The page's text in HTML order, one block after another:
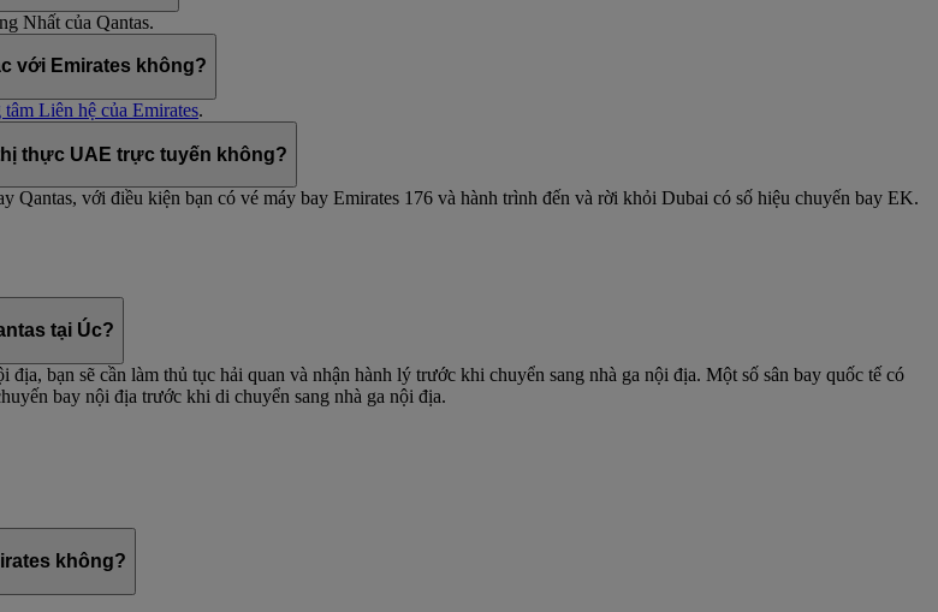
Nhất của Qantas.
với Emirates không?
tâm Liên hệ của Emirates.
thực UAE trực tuyến không?
Qantas, với điều kiện bạn có vé máy bay Emirates 176 và hành trình đến và rời khỏi Dubai có số hiệu chuyến bay EK.
tại Úc?
bạn sẽ cần làm thủ tục hải quan và nhận hành lý trước khi chuyển sang nhà ga nội địa. Một số sân bay quốc tế có
bay nội địa trước khi di chuyển sang nhà ga nội địa.
không?